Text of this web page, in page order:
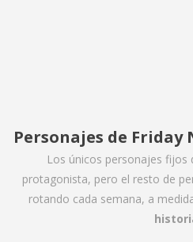
Personajes de Friday
Los únicos personajes fijos
protagonista, pero el resto de
rotando cada semana, a